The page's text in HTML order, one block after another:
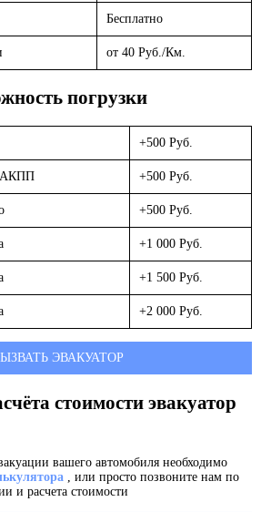
Бесплатно
от 40 Руб./Км.
погрузки
+500 Руб.
АКПП +500 Руб.
+500 Руб.
+1 000 Руб.
+1 500 Руб.
+2 000 Руб.
ЭВАКУАТОР
стоимости эвакуатор
вашего автомобиля необходимо
, или просто позвоните нам по
и расчета стоимости